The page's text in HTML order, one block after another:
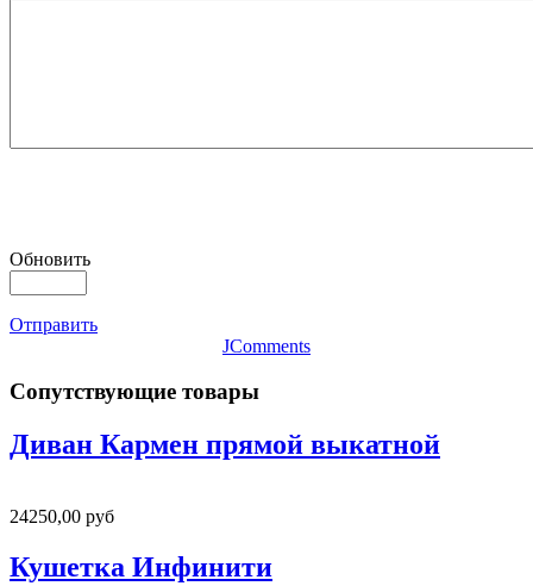
Обновить
Отправить
JComments
Сопутствующие товары
Диван Кармен прямой выкатной
24250,00 руб
Кушетка Инфинити